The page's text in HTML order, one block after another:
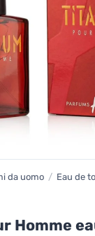
da uomo / Eau de
Homme